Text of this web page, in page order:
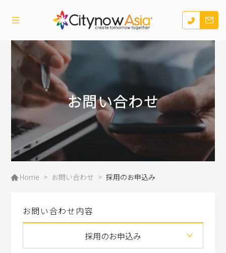
お問い合わせ
Home > お問い合わせ > 採用のお申込み
お問い合わせ内容
採用のお申込み